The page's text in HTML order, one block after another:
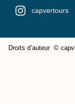
capvertours
Droits d’auteur ©